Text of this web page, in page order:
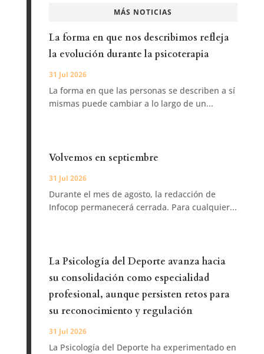
MÁS NOTICIAS
La forma en que nos describimos refleja
la evolución durante la psicoterapia
31 Jul 2026
La forma en que las personas se describen a sí
mismas puede cambiar a lo largo de un...
Volvemos en septiembre
31 Jul 2026
Durante el mes de agosto, la redacción de
Infocop permanecerá cerrada. Para cualquier...
La Psicología del Deporte avanza hacia
su consolidación como especialidad
profesional, aunque persisten retos para
su reconocimiento y regulación
31 Jul 2026
La Psicología del Deporte ha experimentado en